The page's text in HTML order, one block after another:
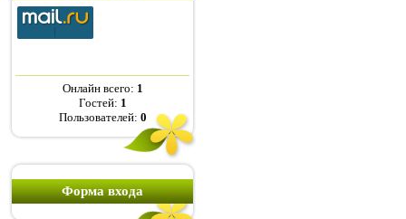
Онлайн всего: 1
Гостей: 1
Пользователей: 0
Форма входа